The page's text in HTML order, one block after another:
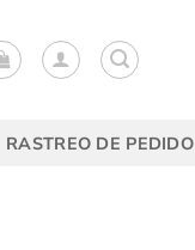
RASTREO DE PEDIDO